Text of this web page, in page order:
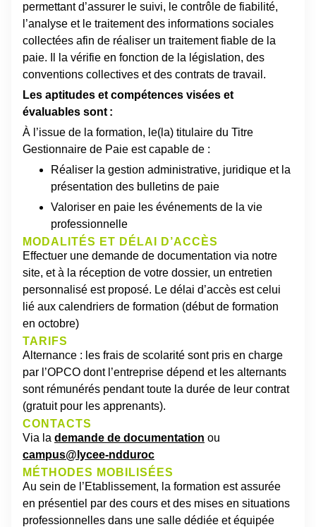
permettant d’assurer le suivi, le contrôle de fiabilité,
l’analyse et le traitement des informations sociales
collectées afin de réaliser un traitement fiable de la
paie. Il la vérifie en fonction de la législation, des
conventions collectives et des contrats de travail.
Les aptitudes et compétences visées et
évaluables sont :
À l’issue de la formation, le(la) titulaire du Titre
Gestionnaire de Paie est capable de :
Réaliser la gestion administrative, juridique et la
présentation des bulletins de paie
Valoriser en paie les événements de la vie
professionnelle
MODALITÉS ET DÉLAI D’ACCÈS
Effectuer une demande de documentation via notre
site, et à la réception de votre dossier, un entretien
personnalisé est proposé. Le délai d’accès est celui
lié aux calendriers de formation (début de formation
en octobre)
TARIFS
Alternance : les frais de scolarité sont pris en charge
par l’OPCO dont l’entreprise dépend et les alternants
sont rémunérés pendant toute la durée de leur contrat
(gratuit pour les apprenants).
CONTACTS
Via la demande de documentation ou
campus@lycee-ndduroc
MÉTHODES MOBILISÉES
Au sein de l’Etablissement, la formation est assurée
en présentiel par des cours et des mises en situations
professionnelles dans une salle dédiée et équipée